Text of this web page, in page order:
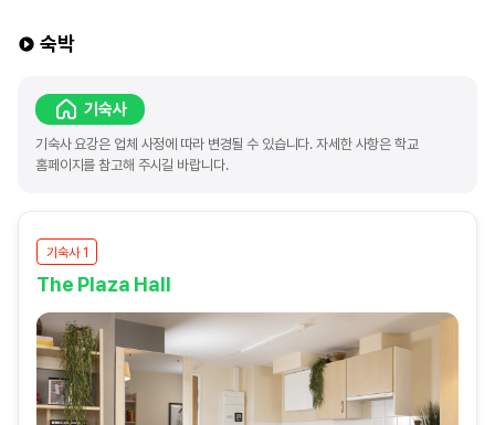
숙박
기숙사
기숙사 요강은 업체 사정에 따라 변경될 수 있습니다. 자세한 사항은 학교
홈페이지를 참고해 주시길 바랍니다.
기숙사 1
The Plaza Hall